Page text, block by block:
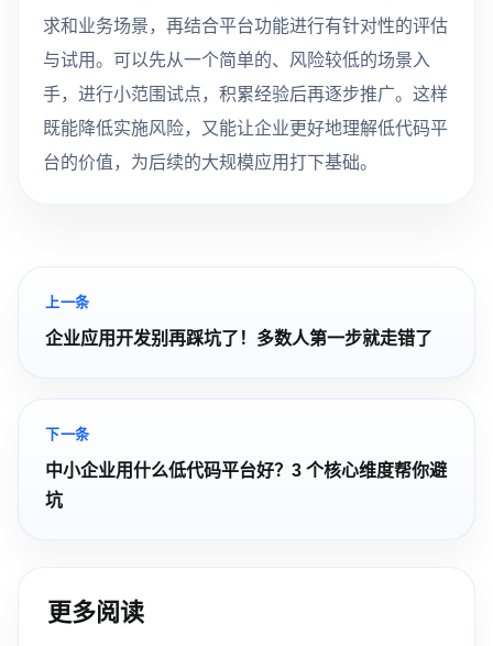
求和业务场景，再结合平台功能进行有针对性的评估
与试用。可以先从一个简单的、风险较低的场景入
手，进行小范围试点，积累经验后再逐步推广。这样
既能降低实施风险，又能让企业更好地理解低代码平
台的价值，为后续的大规模应用打下基础。
上一条
企业应用开发别再踩坑了！多数人第一步就走错了
下一条
中小企业用什么低代码平台好？3 个核心维度帮你避
坑
更多阅读